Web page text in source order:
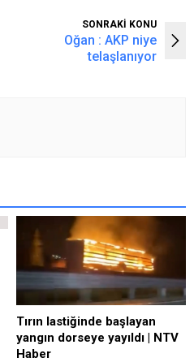
SONRAKİ KONU
Oğan : AKP niye
telaşlanıyor
Tırın lastiğinde başlayan
yangın dorseye yayıldı | NTV
Haber